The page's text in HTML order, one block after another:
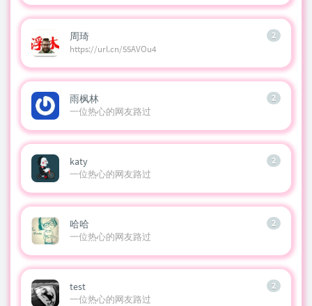
2
周琦
https://url.cn/55AVOu4
2
雨枫林
一位热心的网友路过
2
katy
一位热心的网友路过
2
哈哈
一位热心的网友路过
2
test
一位热心的网友路过